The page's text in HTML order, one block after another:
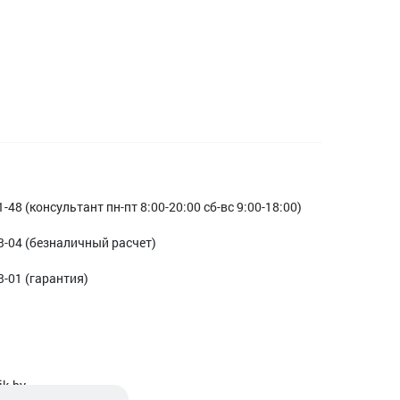
48 (консультант пн-пт 8:00-20:00 сб-вс 9:00-18:00)
04 (безналичный расчет)
01 (гарантия)